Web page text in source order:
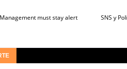
SNS y
must stay alert